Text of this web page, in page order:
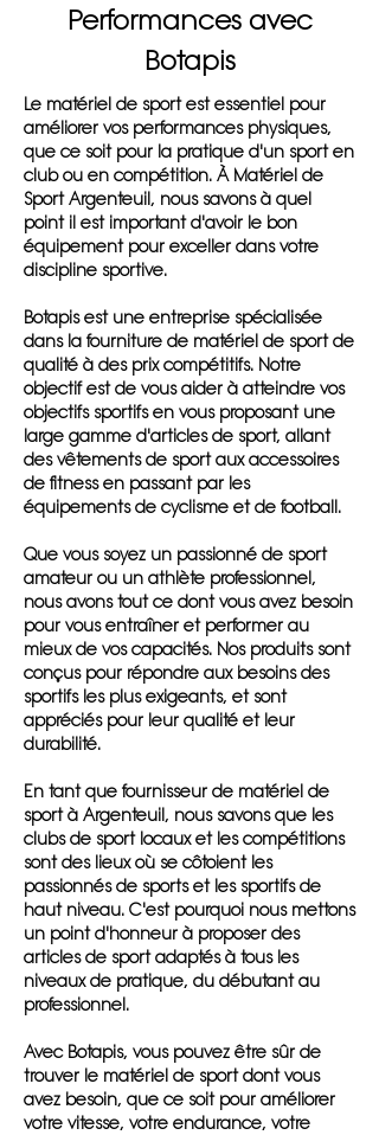
Performances avec
Botapis
Le matériel de sport est essentiel pour
améliorer vos performances physiques,
que ce soit pour la pratique d'un sport en
club ou en compétition. À Matériel de
Sport Argenteuil, nous savons à quel
point il est important d'avoir le bon
équipement pour exceller dans votre
discipline sportive.
Botapis est une entreprise spécialisée
dans la fourniture de matériel de sport de
qualité à des prix compétitifs. Notre
objectif est de vous aider à atteindre vos
objectifs sportifs en vous proposant une
large gamme d'articles de sport, allant
des vêtements de sport aux accessoires
de fitness en passant par les
équipements de cyclisme et de football.
Que vous soyez un passionné de sport
amateur ou un athlète professionnel,
nous avons tout ce dont vous avez besoin
pour vous entraîner et performer au
mieux de vos capacités. Nos produits sont
conçus pour répondre aux besoins des
sportifs les plus exigeants, et sont
appréciés pour leur qualité et leur
durabilité.
En tant que fournisseur de matériel de
sport à Argenteuil, nous savons que les
clubs de sport locaux et les compétitions
sont des lieux où se côtoient les
passionnés de sports et les sportifs de
haut niveau. C'est pourquoi nous mettons
un point d'honneur à proposer des
articles de sport adaptés à tous les
niveaux de pratique, du débutant au
professionnel.
Avec Botapis, vous pouvez être sûr de
trouver le matériel de sport dont vous
avez besoin, que ce soit pour améliorer
votre vitesse, votre endurance, votre